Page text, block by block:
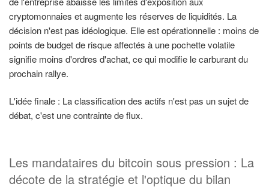
cryptomonnaies et augmente les réserves de liquidités. La
décision n'est pas idéologique. Elle est opérationnelle : moins de
points de budget de risque affectés à une pochette volatile
signifie moins d'ordres d'achat, ce qui modifie le carburant du
prochain rallye.
L'idée finale : La classification des actifs n'est pas un sujet de
débat, c'est une contrainte de flux.
Les mandataires du bitcoin sous pression : La
décote de la stratégie et l'optique du bilan